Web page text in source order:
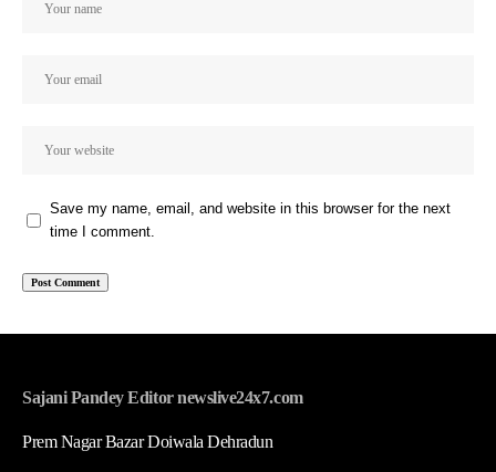
Save my name, email, and website in this browser for the next
time I comment.
Sajani Pandey Editor newslive24x7.com
Prem Nagar Bazar Doiwala Dehradun